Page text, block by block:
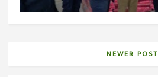
NEWER POST